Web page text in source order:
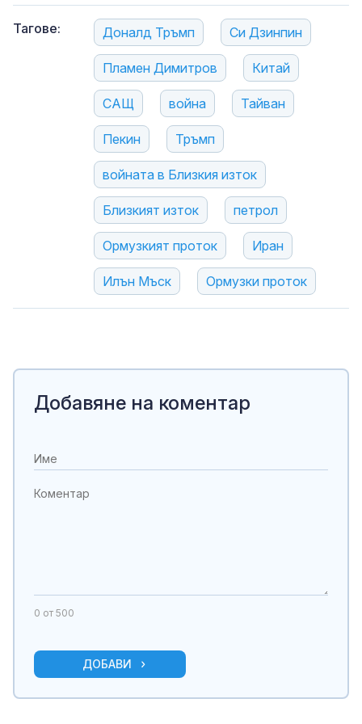
Тагове: Доналд Тръмп Си Дзинпин
Пламен Димитров Китай
САЩ война Тайван
Пекин Тръмп
войната в Близкия изток
Близкият изток петрол
Ормузкият проток Иран
Илън Мъск Ормузки проток
Добавяне на коментар
0 от 500
ДОБАВИ